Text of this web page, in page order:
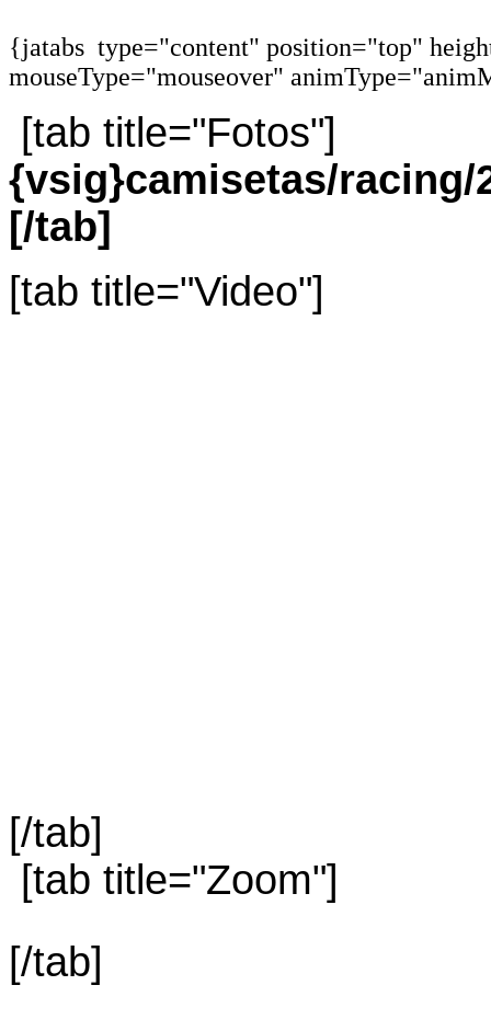
{jatabs type="content" position="top"
mouseType="mouseover"
[tab title="Fotos"]
{vsig}camisetas/racing/
[/tab]
[tab title="Video"]
[/tab]
[tab title="Zoom"]
[/tab]